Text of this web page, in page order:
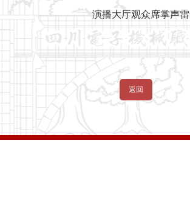
获奖学生中有的在技能大赛中摘金夺
新中崭露头角，有的在志愿服务中传递温
事中绽放光芒。他们用行动证明了奋斗是
色，拼搏是成长最坚实的阶梯。此次奖学
对广大学子过去努力的充分肯定，也是学
本任务、完善育人激励体系的重要举措。
机学子以获奖同学为榜样，勤奋学习、自
越，在青春的赛道上奋力奔跑。（文/编辑